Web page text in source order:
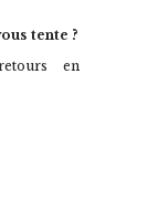
tente ?
en